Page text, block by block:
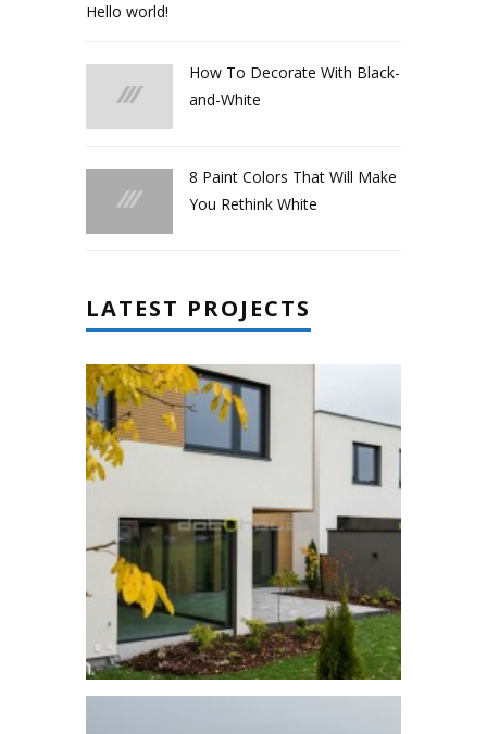
Hello world!
How To Decorate With Black-
and-White
8 Paint Colors That Will Make
You Rethink White
LATEST PROJECTS